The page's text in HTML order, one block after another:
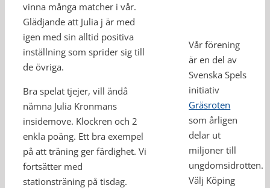
vinna många matcher i vår.
Glädjande att Julia j är med
igen med sin alltid positiva
inställning som sprider sig till
de övriga.
Bra spelat tjejer, vill ändå
nämna Julia Kronmans
insidemove. Klockren och 2
enkla poäng. Ett bra exempel
på att träning ger färdighet. Vi
fortsätter med
stationsträning på tisdag.
Vår förening
är en del av
Svenska Spels
initiativ
Gräsroten
som årligen
delar ut
miljoner till
ungdomsidrotten.
Välj Köping